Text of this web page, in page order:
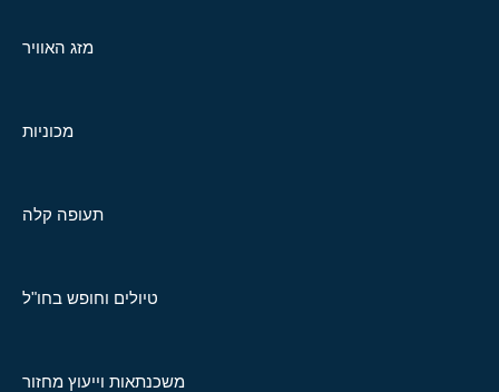
מזג האוויר
מכוניות
תעופה קלה
טיולים וחופש בחו"ל
משכנתאות וייעוץ מחזור